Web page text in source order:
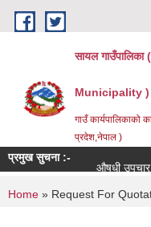
Skip to main content
सायल
Municipality )
गाउँ कार्यपालिकाको
प्रदेश,नेपाल )
प्रमुख सुचना :-
औषधी उपचार
You are here
Home » Request For